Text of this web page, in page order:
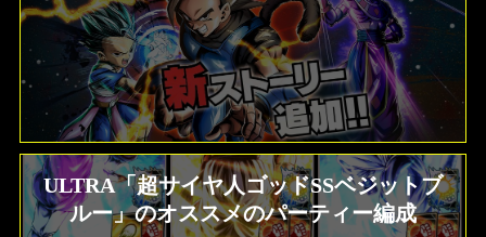
ULTRA「超サイヤ人ゴッドSSベジットブ
ルー」のオススメのパーティー編成